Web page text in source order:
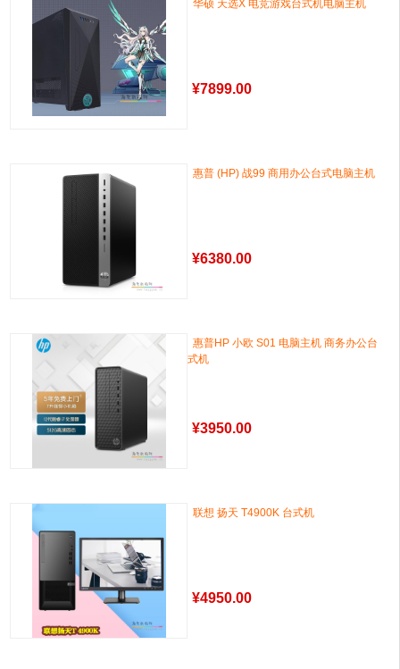
华硕 天选X 电竞游戏台式机电脑主机
¥7899.00
惠普 (HP) 战99 商用办公台式电脑主机
¥6380.00
惠普HP 小欧 S01 电脑主机 商务办公台
式机
¥3950.00
联想 扬天 T4900K 台式机
¥4950.00